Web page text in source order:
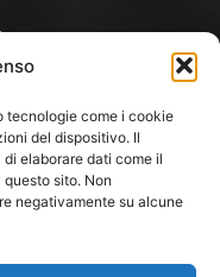
tecnologie come i cookie
del dispositivo. Il
elaborare dati come il
sito. Non
negativamente su alcune
aggregazione e di
statico. Tra i Soci
Besenzon.